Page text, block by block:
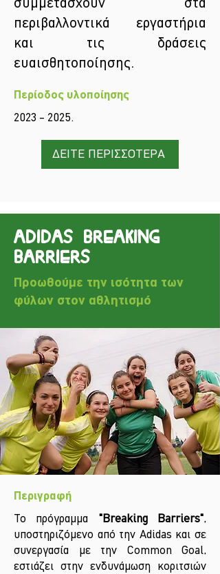
συμμετάσχουν στα
περιβαλλοντικά εργαστήρια
και τις δράσεις
ευαισθητοποίησης.
Περίοδος υλοποίησης
2023 – 2025.
ΔΕΙΤΕ ΠΕΡΙΣΣΟΤΕΡΑ
adidas Breaking
Barriers
Προωθούμε την ισότητα των
φύλων στον αθλητισμό
Περιγραφή
Το πρόγραμμα "Breaking Barriers",
υποστηριζόμενο από την Adidas και σε
συνεργασία με την Common Goal,
εστιάζει στην ενδυνάμωση κοριτσιών